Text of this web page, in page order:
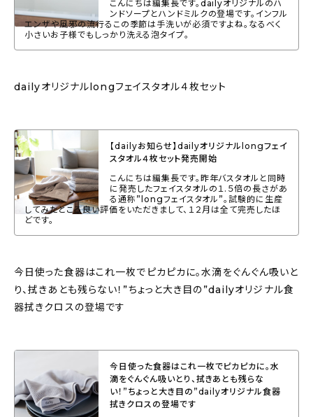
こんにちは編集長です。dailyオリジナルのハ
ンドソープとハンドミルクの登場です。インフル
エンザや風邪の流行るこの季節は手洗いが必須ですよね。なるべく
小さいお子様でもしっかり洗える泡タイプ。
dailyオリジナルlongフェイスタオル４枚セット
【dailyお知らせ】dailyオリジナルlongフェイ
スタオル４枚セット発売開始
こんにちは編集長です。昨年バスタオルと同時
に発売したフェイスタオルの１.５倍の長さがあ
る通称”longフェイスタオル”。試験的に生産
してみたところ良い評価をいただきまして、１２月は全て完売したほ
どです。
今日使った食器はこれ一枚でピカピカに。水滴をぐんぐん吸いと
り、拭きあとも残らない！”ちょっと大き目の”dailyオリジナル食
器拭きクロスの登場です
今日使った食器はこれ一枚でピカピカに。水
滴をぐんぐん吸いとり、拭きあとも残らな
い！”ちょっと大き目の”dailyオリジナル食器
拭きクロスの登場です